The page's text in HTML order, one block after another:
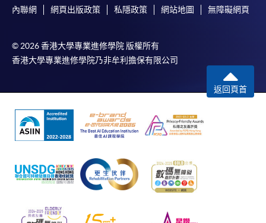
現金、易辦事或信用卡（Visa或Mastercard卡）繳
除由學院裁定的特殊情況（例如課程因報名人數不
足而取消）之外，一切已繳費用概不退還。如獲學
院批准退還款項，以現金、易辦事、支票或網上繳
費靈繳交之款項，將以支票退款；以信用卡繳交之
款項，退款將直接退還至支付款項時使用的信用卡
戶口。
除本學院網頁所列明的學費外，個別課程或有其他
關學科職員。
學費及學額不得轉讓。一經取錄，學員不得轉讀其
他課程，惟學院對特殊情況可酌情處理。轉讀申請
一經批准，學員須繳付每一項申請港幣120元之手
內聯網 網頁出版政策 私隱政策 網站地圖 無障礙網頁
© 2026 香港大學專業進修學院 版權所有
香港大學專業進修學院乃非牟利擔保有限公司
返回頁首